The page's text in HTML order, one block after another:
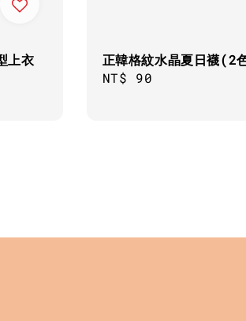
上衣
正韓格紋水晶夏日襪(2
Regular
NT$ 90